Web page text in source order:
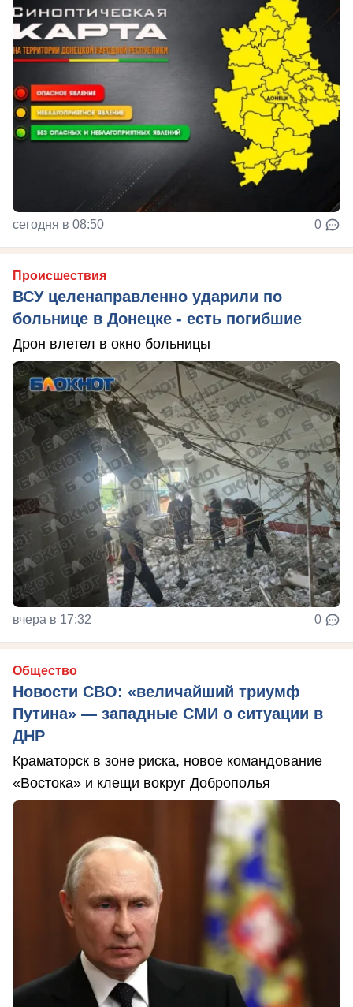
сегодня в 08:50 0
Происшествия
ВСУ целенаправленно ударили по
больнице в Донецке - есть погибшие
Дрон влетел в окно больницы
вчера в 17:32 0
Общество
Новости СВО: «величайший триумф
Путина» — западные СМИ о ситуации в
ДНР
Краматорск в зоне риска, новое командование
«Востока» и клещи вокруг Доброполья